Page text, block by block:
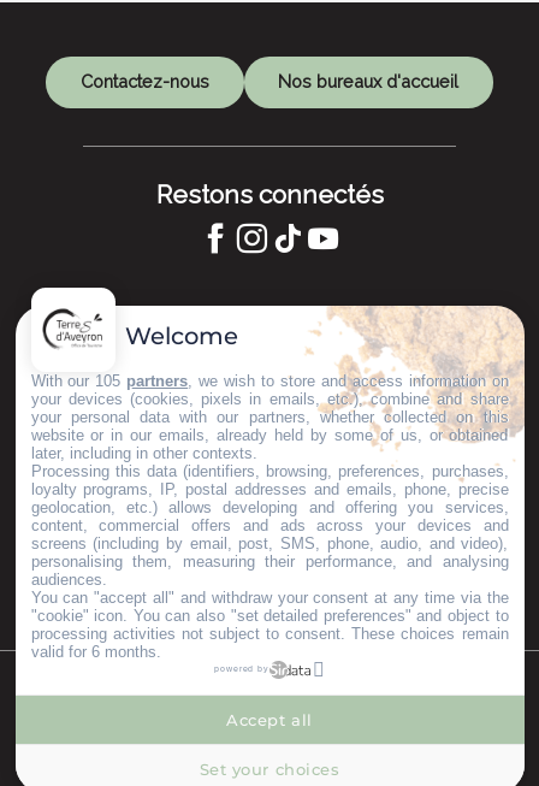
--°
Contactez-nous Nos bureaux d'accueil
Restons connectés
GARDONS LE CONTACT !
S'inscrire à la newsletter
Nos brochures
ESPACE PRO
GROUPES
PRESSE & INFLUENCEURS
Je m'installe ici
©Copyright 2023 Mentions légalesPartenaires
Welcome
With our 105 partners , we wish to store and access information on
your devices (cookies, pixels in emails, etc.), combine and share
your personal data with our partners, whether collected on this
website or in our emails, already held by some of us, or obtained
later, including in other contexts.
Processing this data (identifiers, browsing, preferences, purchases,
loyalty programs, IP, postal addresses and emails, phone, precise
geolocation, etc.) allows developing and offering you services,
content, commercial offers and ads across your devices and
screens (including by email, post, SMS, phone, audio, and video),
personalising them, measuring their performance, and analysing
audiences.
You can "accept all" and withdraw your consent at any time via the
"cookie" icon . You can also "set detailed preferences" and object to
processing activities not subject to consent. These choices remain
valid for 6 months.
powered by
Set your choices
Accept all